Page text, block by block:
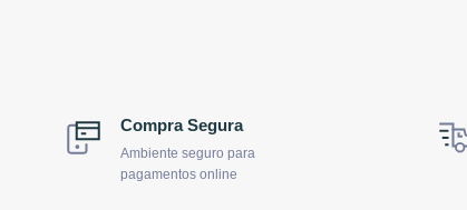
Compra Segura
Ambiente seguro para
pagamentos online